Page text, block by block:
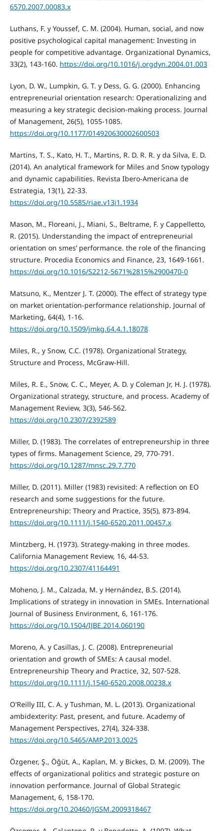
6570.2007.00083.x
Luthans, F. y Youssef, C. M. (2004). Human, social, and now
positive psychological capital management: Investing in
people for competitive advantage. Organizational Dynamics,
33(2), 143-160. https://doi.org/10.1016/j.orgdyn.2004.01.003
Lyon, D. W., Lumpkin, G. T. y Dess, G. G. (2000). Enhancing
entrepreneurial orientation research: Operationalizing and
measuring a key strategic decision-making process. Journal
of Management, 26(5), 1055-1085.
https://doi.org/10.1177/014920630002600503
Martins, T. S., Kato, H. T., Martins, R. D. R. R. y da Silva, E. D.
(2014). An analytical framework for Miles and Snow typology
and dynamic capabilities. Revista Ibero-Americana de
Estrategia, 13(1), 22-33.
https://doi.org/10.5585/riae.v13i1.1934
Mason, M., Floreani, J., Miani, S., Beltrame, F. y Cappelletto,
R. (2015). Understanding the impact of entrepreneurial
orientation on smes’ performance. the role of the financing
structure. Procedia Economics and Finance, 23, 1649-1661.
https://doi.org/10.1016/S2212-5671%2815%2900470-0
Matsuno, K., Mentzer J. T. (2000). The effect of strategy type
on market orientation-performance relationship. Journal of
Marketing, 64(4), 1-16.
https://doi.org/10.1509/jmkg.64.4.1.18078
Miles, R., y Snow, C.C. (1978). Organizational Strategy,
Structure and Process, McGraw-Hill.
Miles, R. E., Snow, C. C., Meyer, A. D. y Coleman Jr, H. J. (1978).
Organizational strategy, structure, and process. Academy of
Management Review, 3(3), 546-562.
https://doi.org/10.2307/2392589
Miller, D. (1983). The correlates of entrepreneurship in three
types of firms. Management Science, 29, 770-791.
https://doi.org/10.1287/mnsc.29.7.770
Miller, D. (2011). Miller (1983) revisited: A reflection on EO
research and some suggestions for the future.
Entrepreneurship: Theory and Practice, 35(5), 873-894.
https://doi.org/10.1111/j.1540-6520.2011.00457.x
Mintzberg, H. (1973). Strategy-making in three modes.
California Management Review, 16, 44-53.
https://doi.org/10.2307/41164491
Moheno, J. M., Calzada, M. y Hernández, B.S. (2014).
Implications of strategy in innovation in SMEs. International
Journal of Business Environment, 6, 161-176.
https://doi.org/10.1504/IJBE.2014.060190
Moreno, A. y Casillas, J. C. (2008). Entrepreneurial
orientation and growth of SMEs: A causal model.
Entrepreneurship Theory and Practice, 32, 507-528.
https://doi.org/10.1111/j.1540-6520.2008.00238.x
O'Reilly III, C. A. y Tushman, M. L. (2013). Organizational
ambidexterity: Past, present, and future. Academy of
Management Perspectives, 27(4), 324-338.
https://doi.org/10.5465/AMP.2013.0025
Özgener, Ş., Öğüt, A., Kaplan, M. y Bickes, D. M. (2009). The
effects of organizational politics and strategic posture on
innovation performance. Journal of Global Strategic
Management, 6, 158-170.
https://doi.org/10.20460/JGSM.2009318467